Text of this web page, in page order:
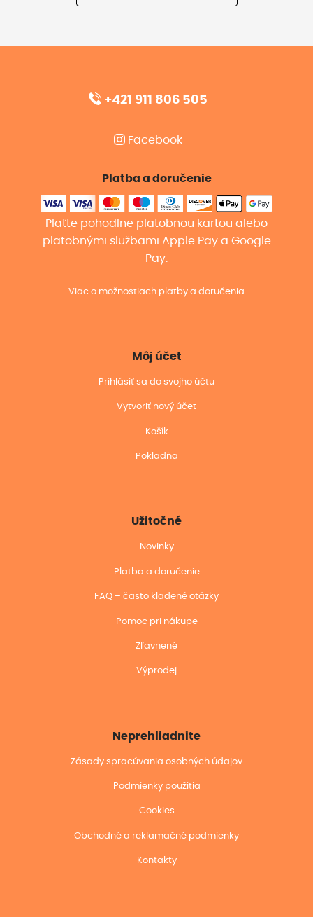
+421 911 806 505
Facebook
Platba a doručenie
Plaťte pohodlne platobnou kartou alebo
platobnými službami Apple Pay a Google
Pay.
Viac o možnostiach platby a doručenia
Môj účet
Prihlásiť sa do svojho účtu
Vytvoriť nový účet
Košík
Pokladňa
Užitočné
Novinky
Platba a doručenie
FAQ – často kladené otázky
Pomoc pri nákupe
Zľavnené
Výprodej
Neprehliadnite
Zásady spracúvania osobných údajov
Podmienky použitia
Cookies
Obchodné a reklamačné podmienky
Kontakty